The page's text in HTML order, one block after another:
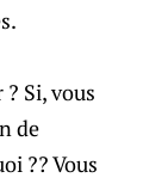
Si, vous
de
?? Vous